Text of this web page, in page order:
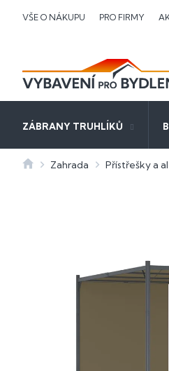
VŠE O NÁKUPU PRO FIRMY
ZÁBRANY TRUHLÍKŮ
DomůZahrada Přístřešky a